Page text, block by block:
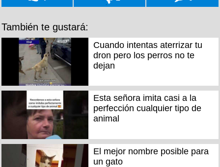
También te gustará:
Cuando intentas aterrizar tu
dron pero los perros no te
dejan
Esta señora imita casi a la
perfección cualquier tipo de
animal
El mejor nombre posible para
un gato